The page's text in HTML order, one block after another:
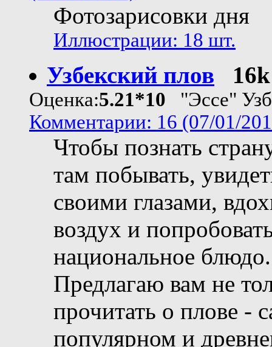
Фотозарисовки дня
Иллюстрации: 18 шт.
Узбекский плов 16k
Оценка:5.21*10 "Эссе"
Комментарии: 16 (07/01/
Чтобы познать
там побывать,
своими глазами,
воздух и
национальное блюдо.
Предлагаю вам не
прочитать о плове -
популярном и